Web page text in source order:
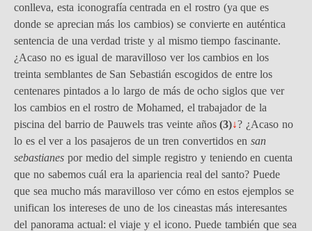
conlleva, esta iconografía centrada en el rostro (ya que es
donde se aprecian más los cambios) se convierte en auténtica
sentencia de una verdad triste y al mismo tiempo fascinante.
¿Acaso no es igual de maravilloso ver los cambios en los
treinta semblantes de San Sebastián escogidos de entre los
centenares pintados a lo largo de más de ocho siglos que ver
los cambios en el rostro de Mohamed, el trabajador de la
piscina del barrio de Pauwels tras veinte años(3)↓? ¿Acaso no
lo es el ver a los pasajeros de un tren convertidos en san
sebastianes por medio del simple registro y teniendo en cuenta
que no sabemos cuál era la apariencia real del santo? Puede
que sea mucho más maravilloso ver cómo en estos ejemplos se
unifican los intereses de uno de los cineastas más interesantes
del panorama actual: el viaje y el icono. Puede también que sea